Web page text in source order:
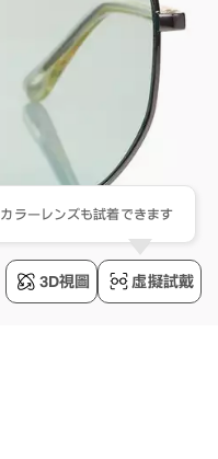
3D視圖 虛擬試戴
カラーレンズも試着できます